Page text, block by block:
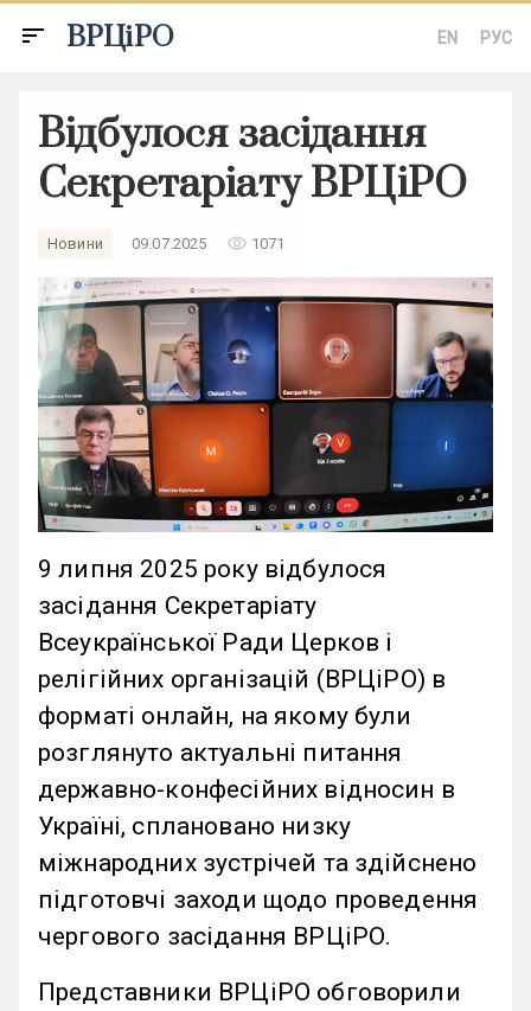
sort ВРЦіРО EN РУС
Відбулося засідання
Секретаріату ВРЦіРО
Новини 09.07.2025 remove_red_eye 1071
9 липня 2025 року відбулося
засідання Секретаріату
Всеукраїнської Ради Церков і
релігійних організацій (ВРЦіРО) в
форматі онлайн, на якому були
розглянуто актуальні питання
державно-конфесійних відносин в
Україні, сплановано низку
міжнародних зустрічей та здійснено
підготовчі заходи щодо проведення
чергового засідання ВРЦіРО.
Представники ВРЦіРО обговорили